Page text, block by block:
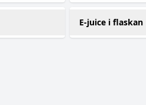
E-juice i flaskan